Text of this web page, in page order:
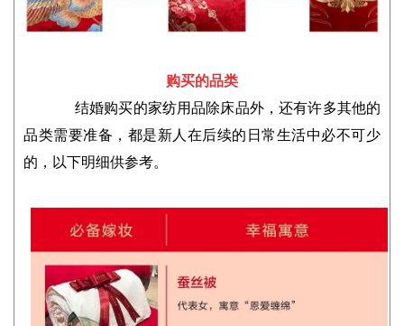
购买的品类
结婚购买的家纺用品除床品外，还有许多其他的
品类需要准备，都是新人在后续的日常生活中必不可少
的，以下明细供参考。